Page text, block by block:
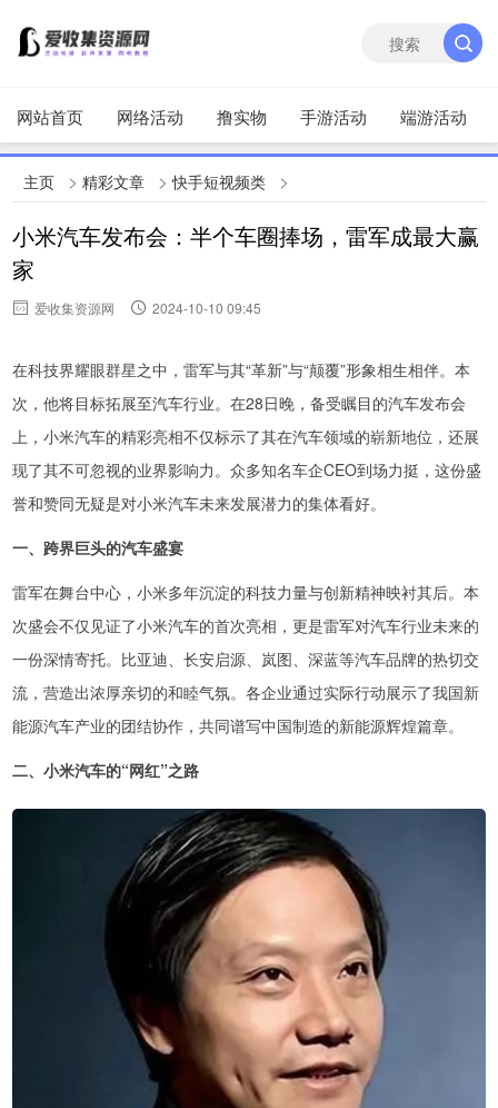
网站首页 网络活动 撸实物 手游活动 端游活动
主页 >精彩文章 >快手短视频类 >
小米汽车发布会：半个车圈捧场，雷军成最大赢
家
爱收集资源网 2024-10-10 09:45
在科技界耀眼群星之中，雷军与其“革新”与“颠覆”形象相生相伴。本
次，他将目标拓展至汽车行业。在28日晚，备受瞩目的汽车发布会
上，小米汽车的精彩亮相不仅标示了其在汽车领域的崭新地位，还展
现了其不可忽视的业界影响力。众多知名车企CEO到场力挺，这份盛
誉和赞同无疑是对小米汽车未来发展潜力的集体看好。
一、跨界巨头的汽车盛宴
雷军在舞台中心，小米多年沉淀的科技力量与创新精神映衬其后。本
次盛会不仅见证了小米汽车的首次亮相，更是雷军对汽车行业未来的
一份深情寄托。比亚迪、长安启源、岚图、深蓝等汽车品牌的热切交
流，营造出浓厚亲切的和睦气氛。各企业通过实际行动展示了我国新
能源汽车产业的团结协作，共同谱写中国制造的新能源辉煌篇章。
二、小米汽车的“网红”之路